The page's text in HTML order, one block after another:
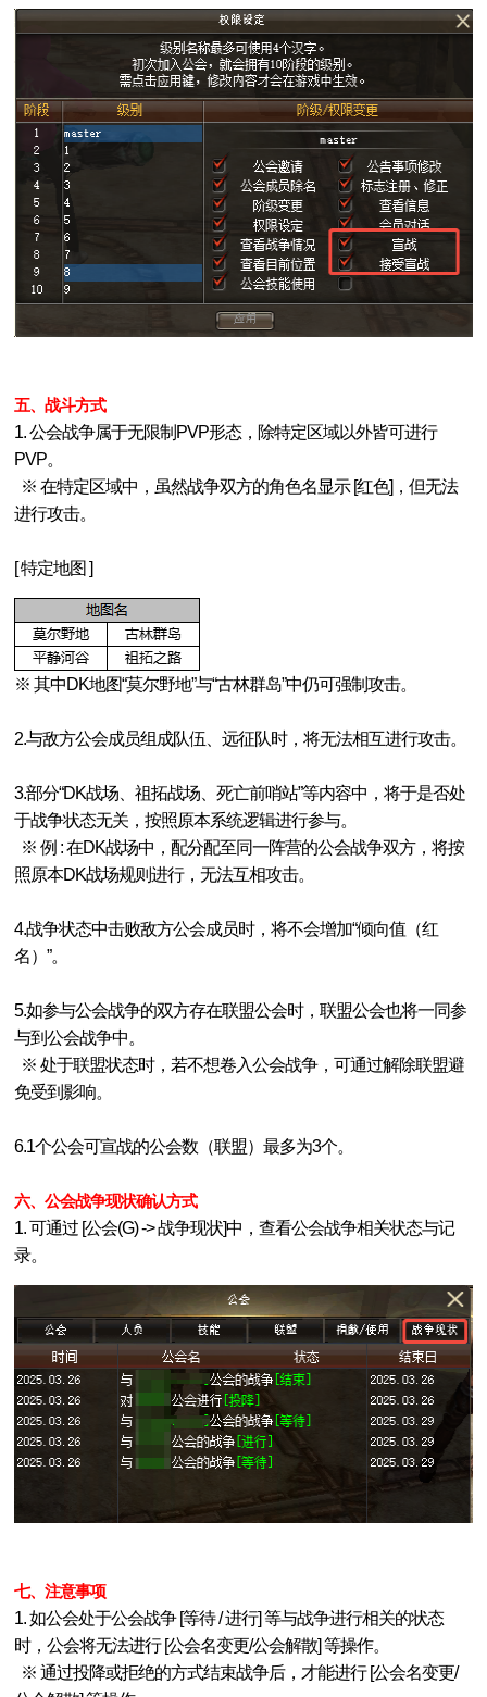
五、战斗方式
1. 公会战争属于无限制PVP形态，除特定区域以外皆可进行
PVP。
※ 在特定区域中，虽然战争双方的角色名显示 [红色]，但无法
进行攻击。
[ 特定地图 ]
※ 其中DK地图“莫尔野地”与“古林群岛”中仍可强制攻击。
2.与敌方公会成员组成队伍、远征队时，将无法相互进行攻击。
3.部分“DK战场、祖拓战场、死亡前哨站”等内容中，将于是否处
于战争状态无关，按照原本系统逻辑进行参与。
※ 例 : 在DK战场中，配分配至同一阵营的公会战争双方，将按
照原本DK战场规则进行，无法互相攻击。
4.战争状态中击败敌方公会成员时，将不会增加“倾向值（红
名）”。
5.如参与公会战争的双方存在联盟公会时，联盟公会也将一同参
与到公会战争中。
※ 处于联盟状态时，若不想卷入公会战争，可通过解除联盟避
免受到影响。
6.1个公会可宣战的公会数（联盟）最多为3个。
六、公会战争现状确认方式
1. 可通过 [公会(G) -> 战争现状]中，查看公会战争相关状态与记
录。
七、注意事项
1. 如公会处于公会战争 [等待 / 进行] 等与战争进行相关的状态
时，公会将无法进行 [公会名变更/公会解散] 等操作。
※ 通过投降或拒绝的方式结束战争后，才能进行 [公会名变更/